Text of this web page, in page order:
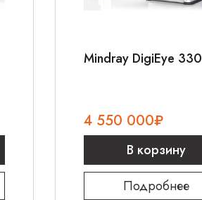
Mindray DigiEye 330
4 550 000₽
В корзину
Подробнее